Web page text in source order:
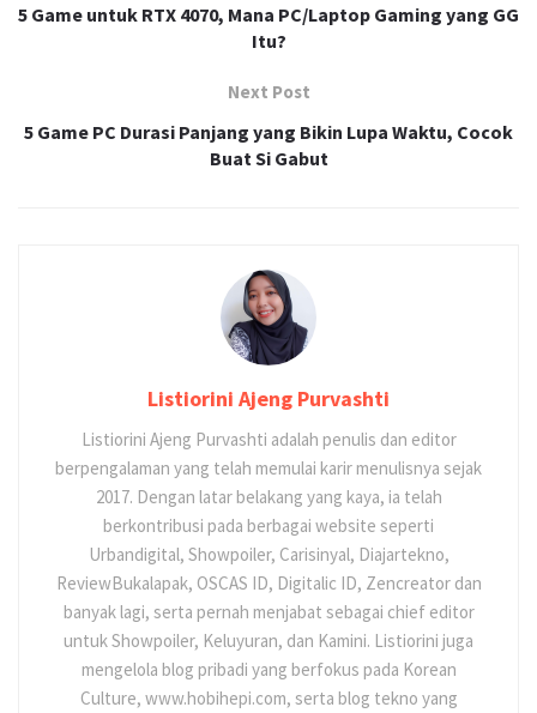
5 Game untuk RTX 4070, Mana PC/Laptop Gaming yang GG
Itu?
Next Post
5 Game PC Durasi Panjang yang Bikin Lupa Waktu, Cocok
Buat Si Gabut
Listiorini Ajeng Purvashti
Listiorini Ajeng Purvashti adalah penulis dan editor
berpengalaman yang telah memulai karir menulisnya sejak
2017. Dengan latar belakang yang kaya, ia telah
berkontribusi pada berbagai website seperti
Urbandigital, Showpoiler, Carisinyal, Diajartekno,
ReviewBukalapak, OSCAS ID, Digitalic ID, Zencreator dan
banyak lagi, serta pernah menjabat sebagai chief editor
untuk Showpoiler, Keluyuran, dan Kamini. Listiorini juga
mengelola blog pribadi yang berfokus pada Korean
Culture, www.hobihepi.com, serta blog tekno yang